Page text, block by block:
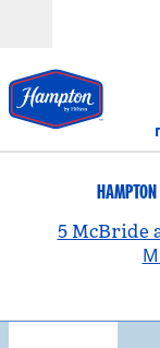
5 McBride